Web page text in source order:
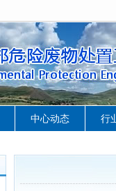
中心动态 行